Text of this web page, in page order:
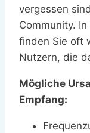
vergessen
Community.
finden Sie oft
Nutzern, die
Mögliche
Empfang: